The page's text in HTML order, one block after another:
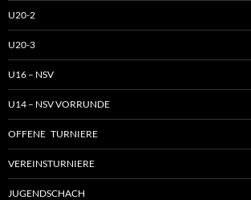
U20-2
U20-3
U16 – NSV
U14 – NSV VORRUNDE
OFFENE TURNIERE
VEREINSTURNIERE
JUGENDSCHACH